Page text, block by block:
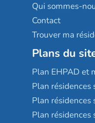
Qui sommes-
Contact
Trouver ma
Plans du
Plan EHPAD et
Plan résidences
Plan résidences
Plan résidences